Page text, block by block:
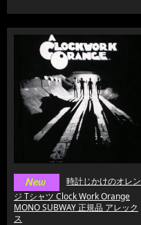
時計じかけのオレン
ジ Tシャツ Clock Work Orange
MONO SUBWAY 正規品 アレック
ス